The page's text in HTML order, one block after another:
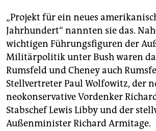
„Projekt für ein neues
Jahrhundert“ nannten sie das.
wichtigen Führungsfiguren der
Militärpolitik unter Bush waren
Rumsfeld und Cheney auch
Stellvertreter Paul Wolfowitz, der
neokonservative Vordenker
Stabschef Lewis Libby und der
Außenminister Richard Armitage.